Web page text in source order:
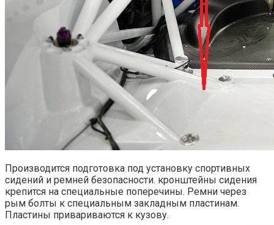
Производится подготовка под установку спортивных
сидений и ремней безопасности. кронштейны сидения
крепится на специальные поперечины. Ремни через
рым болты к специальным закладным пластинам.
Пластины привариваются к кузову.